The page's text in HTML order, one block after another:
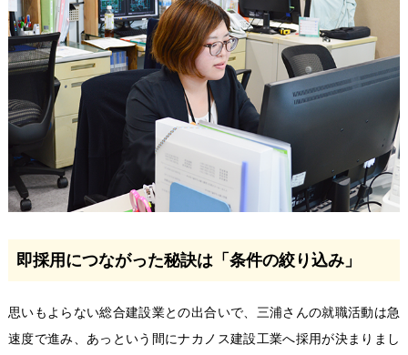
即採用につながった秘訣は「条件の絞り込み」
思いもよらない総合建設業との出合いで、三浦さんの就職活動は急
速度で進み、あっという間にナカノス建設工業へ採用が決まりまし